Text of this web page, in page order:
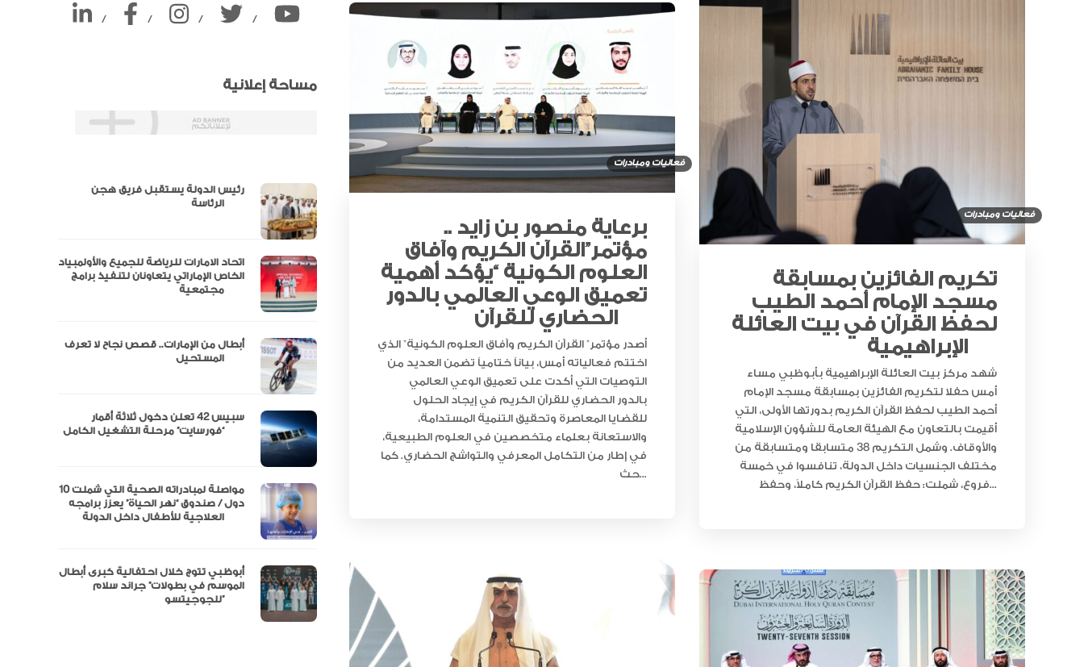
فعاليات ومبادرات
تكريم الفائزين بمسابقة
مسجد الإمام أحمد الطيب
لحفظ القرآن في بيت العائلة
شهد مركز بيت العائلة الإبراهيمية بأبوظبي مساء
أمس حفلا لتكريم الفائزين بمسابقة مسجد الإمام
أحمد الطيب لحفظ القرآن الكريم بدورتها الأولى، التي
أقيمت بالتعاون مع الهيئة العامة للشؤون الإسلامية
والأوقاف. وشمل التكريم 38 متسابقا ومتسابقة من
مختلف الجنسيات داخل الدولة، تنافسوا في خمسة
فروع، شملت: حفظ القرآن الكريم كاملاً، وحفظ...
فعاليات ومبادرات
برعاية منصور بن زايد ..
مؤتمر”القرآن الكريم وآفاق
العلوم الكونية “يؤكد أهمية
تعميق الوعي العالمي بالدور
أصدر مؤتمر” القرآن الكريم وآفاق العلوم الكونية” الذي
اختتم فعالياته أمس، بياناً ختامياً تضمن العديد من
التوصيات التي أكدت على تعميق الوعي العالمي
بالدور الحضاري للقرآن الكريم في إيجاد الحلول
للقضايا المعاصرة وتحقيق التنمية المستدامة،
والاستعانة بعلماء متخصصين في العلوم الطبيعية،
في إطار من التكامل المعرفي والتواشج الحضاري. كما
حث...
/ / / /
مساحة إعلانية
رئيس الدولة يستقبل فريق هجن
اتحاد الامارات للرياضة للجميع والأولمبياد
الخاص الإماراتي يتعاونان لتنفيذ برامج
أبطال من الإمارات.. قصص نجاح لا تعرف
سبيس 42 تعلن دخول ثلاثة أقمار
“فورسايت” مرحلة التشغيل الكامل
مواصلة لمبادراته الصحية التي شملت 10
دول / صندوق “نهر الحياة” يعزز برامجه
أبوظبي تتوج خلال احتفالية كبرى أبطال
الموسم في بطولات” جراند سلام
للجوجيتسو”
الإمارات ترسخ ريادتها العالمية في اعتماد
الأدوية المبتكرة لتعزيز صحة المجتمع
البرتغال ويحل وصيفا في المجر
الإمارات تعزز ريادتها العالمية في جمال
الخيل العربية بزيادة بطولاتها المصنفة
ضمن الفئة “A”